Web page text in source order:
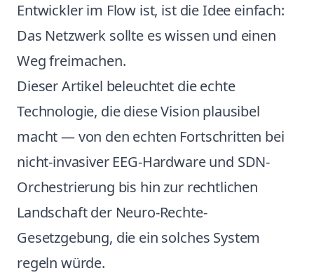
Entwickler im Flow ist, ist die Idee einfach:
Das Netzwerk sollte es wissen und einen
Weg freimachen.
Dieser Artikel beleuchtet die echte
Technologie, die diese Vision plausibel
macht — von den echten Fortschritten bei
nicht-invasiver EEG-Hardware und SDN-
Orchestrierung bis hin zur rechtlichen
Landschaft der Neuro-Rechte-
Gesetzgebung, die ein solches System
regeln würde.